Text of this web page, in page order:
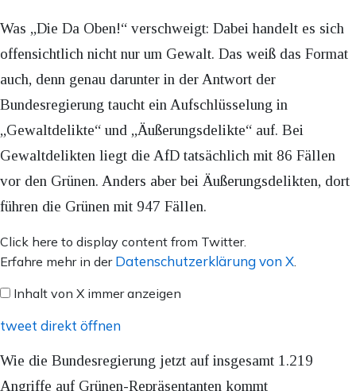
Was „Die Da Oben!“ verschweigt: Dabei handelt es sich
offensichtlich nicht nur um Gewalt. Das weiß das Format
auch, denn genau darunter in der Antwort der
Bundesregierung taucht ein Aufschlüsselung in
„Gewaltdelikte“ und „Äußerungsdelikte“ auf. Bei
Gewaltdelikten liegt die AfD tatsächlich mit 86 Fällen
vor den Grünen. Anders aber bei Äußerungsdelikten, dort
führen die Grünen mit 947 Fällen.
Inhalt
von
anzeigen
Click here to display content from Twitter.
Erfahre mehr in der Datenschutzerklärung von X.
Inhalt von X immer anzeigen
tweet direkt öffnen
Wie die Bundesregierung jetzt auf insgesamt 1.219
Angriffe auf Grünen-Repräsentanten kommt